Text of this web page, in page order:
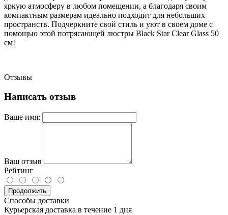
яркую атмосферу в любом помещении, а благодаря своим
компактным размерам идеально подходит для небольших
пространств. Подчеркните свой стиль и уют в своем доме с
помощью этой потрясающей люстры Black Star Clear Glass 50
см!
Отзывы
Написать отзыв
Ваше имя:
Ваш отзыв
Рейтинг
Продолжить
Способы доставки
Курьерская доставка в течение 1 дня